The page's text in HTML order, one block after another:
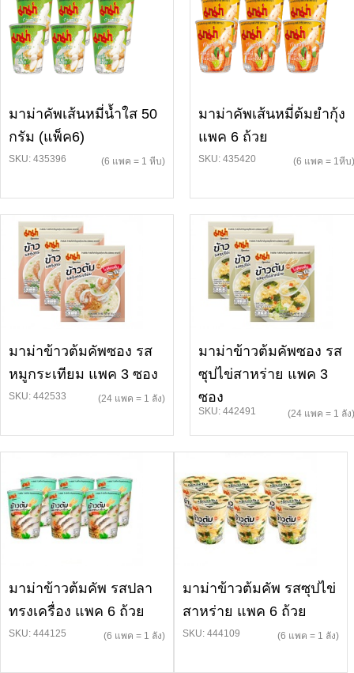
มาม่าคัพเส้นหมี่น้ำใส 50
กรัม (แพ็ค6)
SKU: 435396 (6 แพค = 1 หีบ)
มาม่าคัพเส้นหมี่ต้มยำกุ้ง
แพค 6 ถ้วย
SKU: 435420 (6 แพค = 1หีบ)
มาม่าข้าวต้มคัพซอง รส
หมูกระเทียม แพค 3 ซอง
SKU: 442533 (24 แพค = 1 ลัง)
มาม่าข้าวต้มคัพซอง รส
ซุปไข่สาหร่าย แพค 3
ซอง
SKU: 442491 (24 แพค = 1 ลัง)
มาม่าข้าวต้มคัพ รสปลา
ทรงเครื่อง แพค 6 ถ้วย
SKU: 444125 (6 แพค = 1 ลัง)
มาม่าข้าวต้มคัพ รสซุปไข่
สาหร่าย แพค 6 ถ้วย
SKU: 444109 (6 แพค = 1 ลัง)